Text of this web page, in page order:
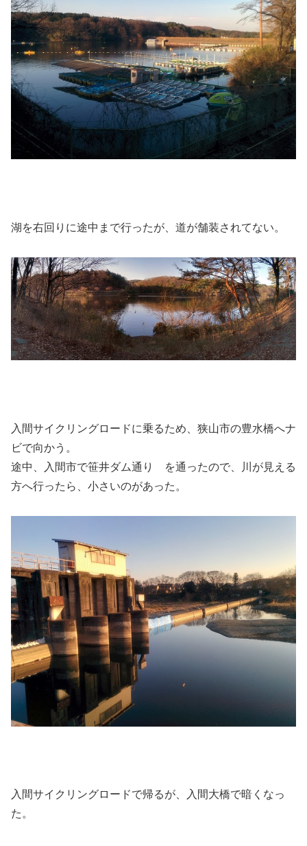
湖を右回りに途中まで行ったが、道が舗装されてない。
入間サイクリングロードに乗るため、狭山市の豊水橋へナ
ビで向かう。
途中、入間市で笹井ダム通り を通ったので、川が見える
方へ行ったら、小さいのがあった。
入間サイクリングロードで帰るが、入間大橋で暗くなっ
た。